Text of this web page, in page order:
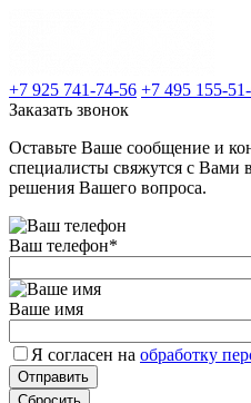
+7 925 741-74-56 +7 495 155-
Заказать звонок
Оставьте Ваше сообщение и
специалисты свяжутся с Вами
решения Вашего вопроса.
Ваш телефон*
Ваше имя
Я согласен на обработку